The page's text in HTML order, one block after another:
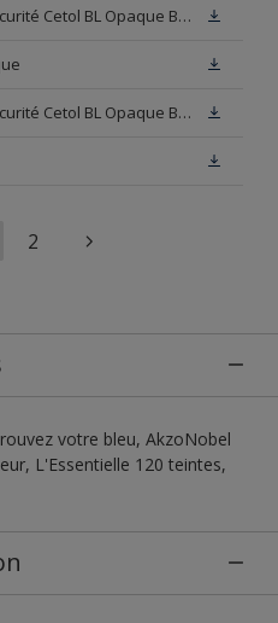
Fiche de données de sécurité Cetol BL Opaque Blanc
Fiche de données de sécurité Cetol BL Opaque Base W05
2
votre bleu, AkzoNobel
L'Essentielle 120 teintes,